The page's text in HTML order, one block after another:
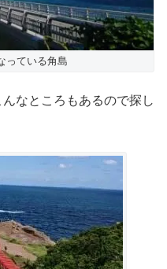
っている角島
なところもあるので探し